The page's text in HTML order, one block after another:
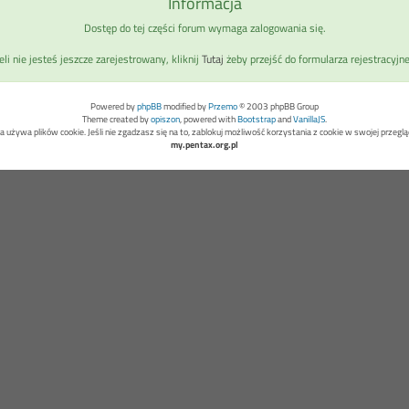
Dostęp do tej części forum wymaga zalogowania się.
nie jesteś jeszcze zarejestrowany, kliknij Tutaj żeby przejść do formularza
Powered byphpBBmodified byPrzemo© 2003 phpBB Group
Theme created byopiszon, powered withBootstrapandVanillaJS.
używa plików cookie. Jeśli nie zgadzasz się na to, zablokuj możliwość korzystania z cookie w swojej
my.pentax.org.pl